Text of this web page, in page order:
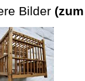
Bilder